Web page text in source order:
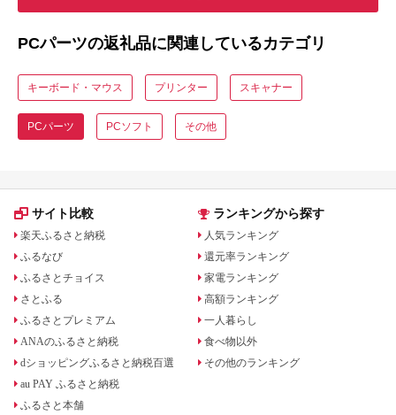
PCパーツの返礼品に関連しているカテゴリ
キーボード・マウス プリンター スキャナー
PCパーツ PCソフト その他
サイト比較
楽天ふるさと納税
ふるなび
ふるさとチョイス
さとふる
ふるさとプレミアム
ANAのふるさと納税
dショッピングふるさと納税百選
au PAY ふるさと納税
ふるさと本舗
ランキングから探す
人気ランキング
還元率ランキング
家電ランキング
高額ランキング
一人暮らし
食べ物以外
その他のランキング